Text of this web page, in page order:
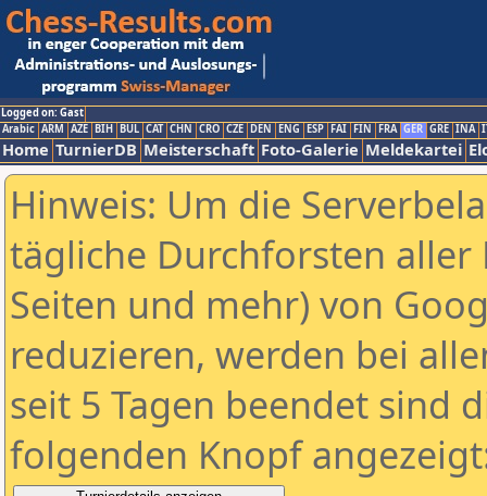
Logged on: Gast
Arabic ARM AZE BIH BUL CAT CHN CRO CZE DEN ENG ESP FAI FIN FRA GER GRE INA
Home TurnierDB Meisterschaft Foto-Galerie Meldekartei
Hinweis: Um die
tägliche Durchforsten aller
Seiten und mehr) von
reduzieren, werden bei
seit 5 Tagen beendet sind
folgenden Knopf